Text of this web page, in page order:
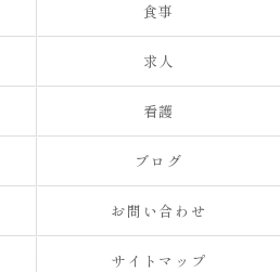
食事
求人
看護
ブログ
お問い合わせ
サイトマップ